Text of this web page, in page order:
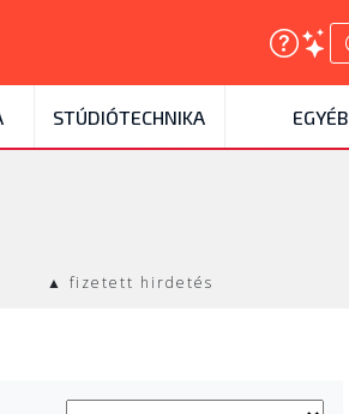
STÚDIÓTECHNIKA EGYÉB
▲ fizetett hirdetés